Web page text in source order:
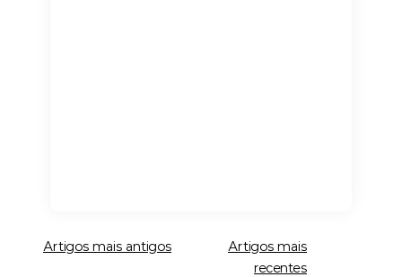
Navegação
Artigos mais antigos
Artigos mais
recentes